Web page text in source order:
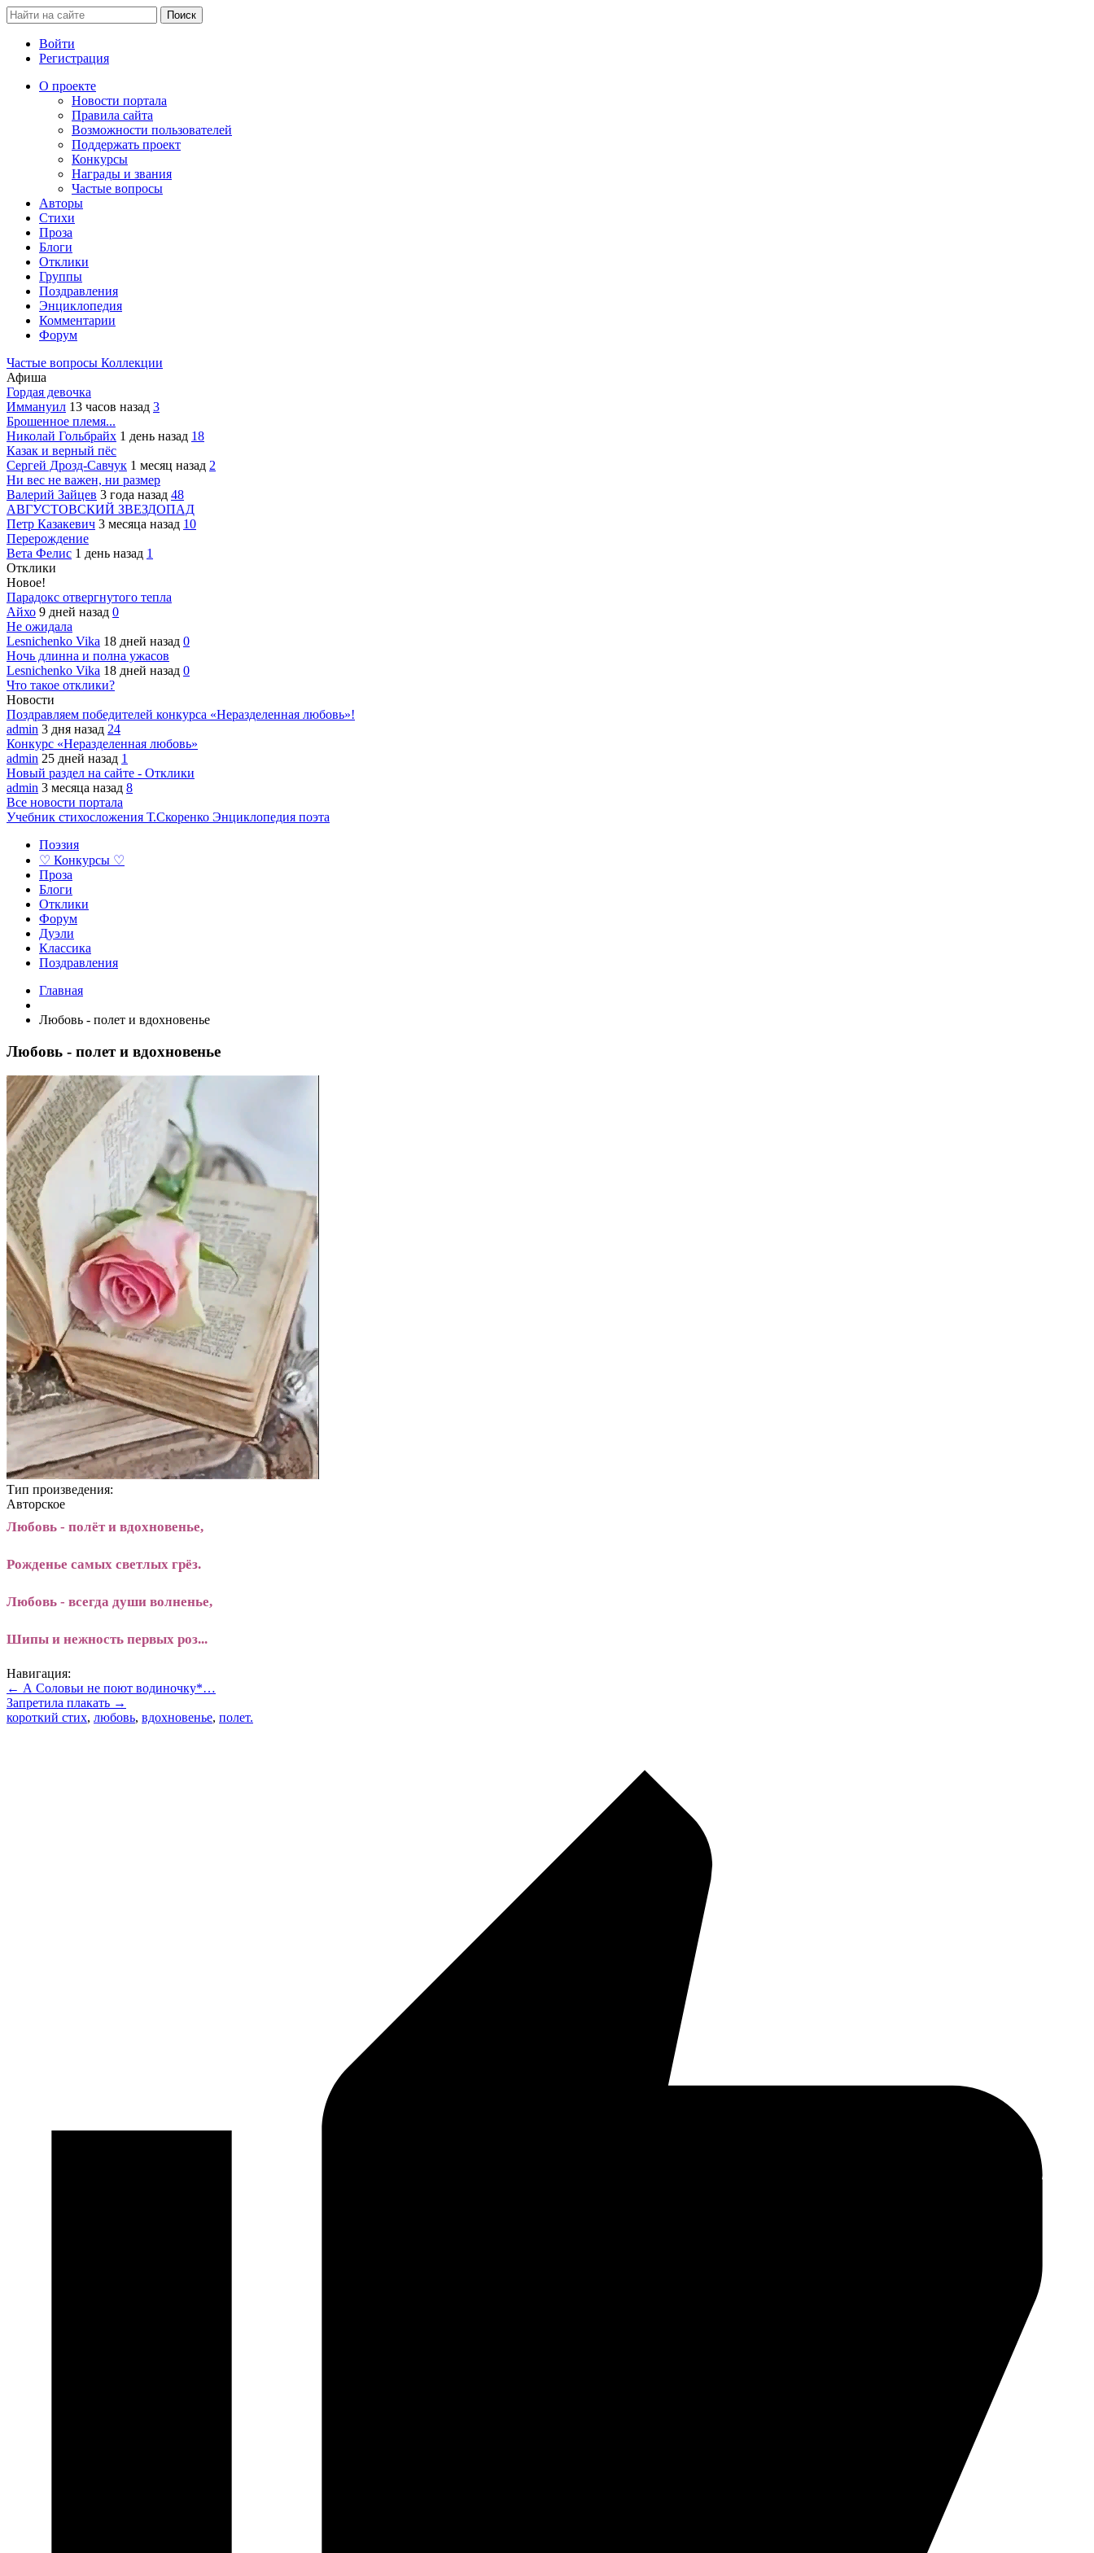
Войти
Регистрация
О проекте
Новости портала
Правила сайта
Возможности пользователей
Поддержать проект
Конкурсы
Награды и звания
Частые вопросы
Авторы
Стихи
Проза
Блоги
Отклики
Группы
Поздравления
Энциклопедия
Комментарии
Форум
Частые вопросы Коллекции
Афиша
Гордая девочка
Иммануил 13 часов назад 3
Брошенное племя...
Николай Гольбрайх 1 день назад 18
Казак и верный пёс
Сергей Дрозд-Савчук 1 месяц назад 2
Ни вес не важен, ни размер
Валерий Зайцев 3 года назад 48
АВГУСТОВСКИЙ ЗВЕЗДОПАД
Петр Казакевич 3 месяца назад 10
Перерождение
Вета Фелис 1 день назад 1
Отклики
Новое!
Парадокс отвергнутого тепла
Айхо 9 дней назад 0
Не ожидала
Lesnichenko Vika 18 дней назад 0
Ночь длинна и полна ужасов
Lesnichenko Vika 18 дней назад 0
Что такое отклики?
Новости
Поздравляем победителей конкурса «Неразделенная любовь»!
admin 3 дня назад 24
Конкурс «Неразделенная любовь»
admin 25 дней назад 1
Новый раздел на сайте - Отклики
admin 3 месяца назад 8
Все новости портала
Учебник стихосложения Т.Скоренко Энциклопедия поэта
Поэзия
♡ Конкурсы ♡
Проза
Блоги
Отклики
Форум
Дуэли
Классика
Поздравления
Главная
Любовь - полет и вдохновенье
Любовь - полет и вдохновенье
Тип произведения:
Авторское
Любовь - полёт и вдохновенье,
Рожденье самых светлых грёз.
Любовь - всегда души волненье,
Шипы и нежность первых роз...
Навигация:
← А Соловьи не поют водиночку*…
Запретила плакать →
короткий стих, любовь, вдохновенье, полет.